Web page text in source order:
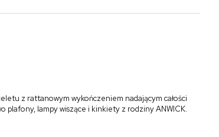
z rattanowym wykończeniem nadającym całości
plafony, lampy wiszące i kinkiety z rodziny ANWICK.